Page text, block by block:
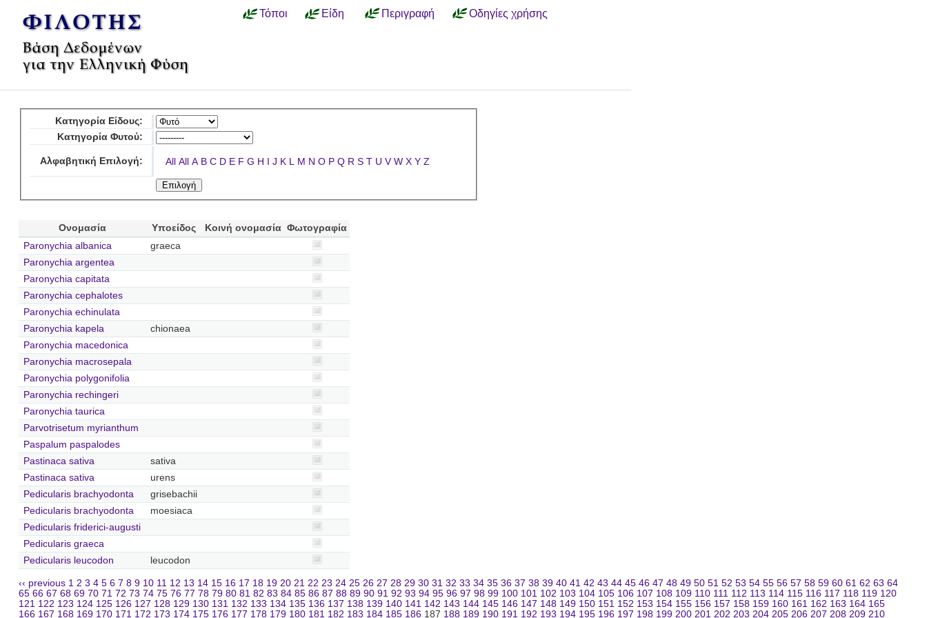
Τόποι Είδη Περιγραφή Οδηγίες χρήσης
Κατηγορία Είδους:
Κατηγορία Φυτού:
Αλφαβητική Επιλογή: All All A B C D E F G H I J K L M N O P Q R S T U V W X Y Z
Ονομασία Υποείδος Κοινή ονομασία Φωτογραφία
Paronychia albanica
graeca
Paronychia argentea
Paronychia capitata
Paronychia cephalotes
Paronychia echinulata
Paronychia kapela
chionaea
Paronychia macedonica
Paronychia macrosepala
Paronychia polygonifolia
Paronychia rechingeri
Paronychia taurica
Parvotrisetum myrianthum
Paspalum paspalodes
Pastinaca sativa
sativa
Pastinaca sativa
urens
Pedicularis brachyodonta
grisebachii
Pedicularis brachyodonta
moesiaca
Pedicularis friderici-augusti
Pedicularis graeca
Pedicularis leucodon
leucodon
‹‹ previous 1 2 3 4 5 6 7 8 9 10 11 12 13 14 15 16 17 18 19 20 21 22 23 24 25 26 27 28 29 30 31 32 33 34 35 36 37 38 39 40 41 42 43 44 45 46 47 48 49 50 51 52 53 54 55 56 57 58 59 60 61 62 63 64
65 66 67 68 69 70 71 72 73 74 75 76 77 78 79 80 81 82 83 84 85 86 87 88 89 90 91 92 93 94 95 96 97 98 99 100 101 102 103 104 105 106 107 108 109 110 111 112 113 114 115 116 117 118 119 120
121 122 123 124 125 126 127 128 129 130 131 132 133 134 135 136 137 138 139 140 141 142 143 144 145 146 147 148 149 150 151 152 153 154 155 156 157 158 159 160 161 162 163 164 165
166 167 168 169 170 171 172 173 174 175 176 177 178 179 180 181 182 183 184 185 186 187 188 189 190 191 192 193 194 195 196 197 198 199 200 201 202 203 204 205 206 207 208 209 210